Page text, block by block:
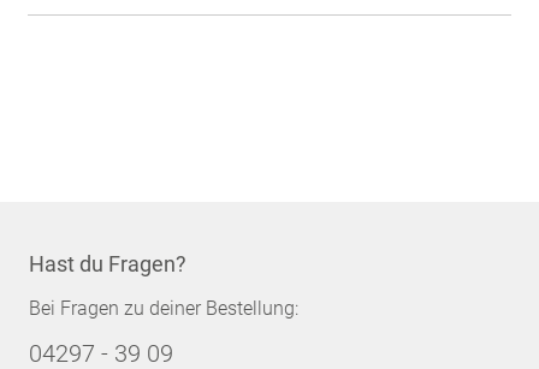
Hast du Fragen?
Bei Fragen zu deiner Bestellung:
04297 - 39 09